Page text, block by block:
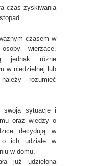
czas zyskiwania
czasem w
wierzące.
jednak różne
w niedzielnej lub
rozumieć
swoją sytuację i
oraz wiedzy o
decydują w
o ich udziale w
w domu.
już udzielona